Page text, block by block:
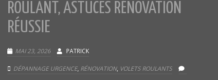
ROULANT, ASTUCES RÉNOVATION
RÉUSSIE
MAI 23, 2026 PATRICK
DÉPANNAGE URGENCE, RÉNOVATION, VOLETS ROULANTS